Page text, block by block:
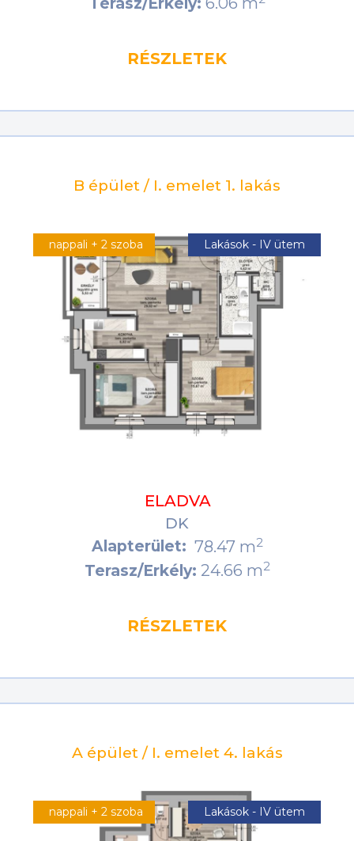
Terasz/Erkély:
RÉSZLETEK
B épület / I. emelet 1. lakás
nappali + 2 szoba Lakások - IV ütem
ELADVA
DK
Alapterület: 78.47 m2
Terasz/Erkély: 24.66 m2
RÉSZLETEK
A épület / I. emelet 4. lakás
nappali + 2 szoba Lakások - IV ütem